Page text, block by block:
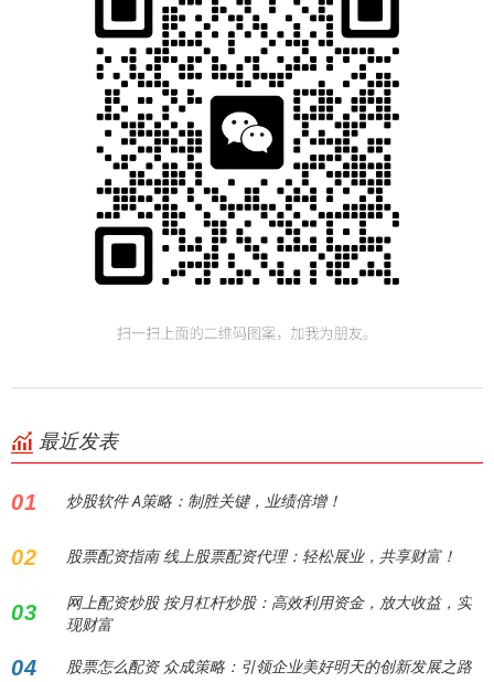
最近发表
01 炒股软件 A策略：制胜关键，业绩倍增！
02 股票配资指南 线上股票配资代理：轻松展业，共享财富！
03
网上配资炒股 按月杠杆炒股：高效利用资金，放大收益，实
现财富
04 股票怎么配资 众成策略：引领企业美好明天的创新发展之路